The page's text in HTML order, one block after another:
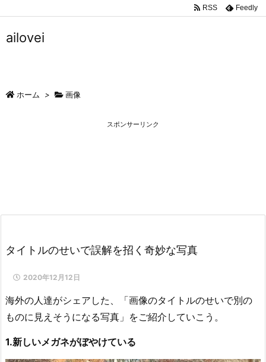
RSS Feedly
ailovei
ホーム > 画像
スポンサーリンク
タイトルのせいで誤解を招く奇妙な写真
2020年12月12日
海外の人達がシェアした、「画像のタイトルのせいで別の
ものに見えそうになる写真」をご紹介していこう。
1.新しいメガネがぼやけている